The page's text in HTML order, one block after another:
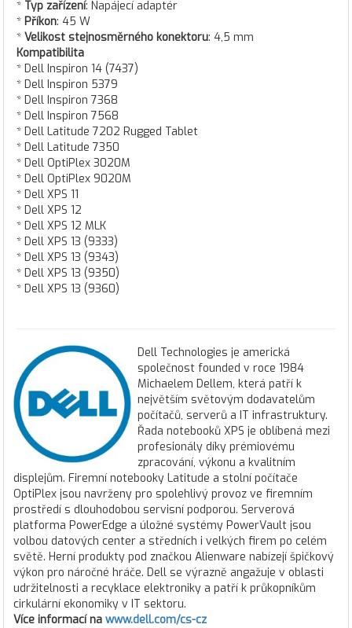
* Typ zařízení: Napájecí adaptér
* Příkon: 45 W
* Velikost stejnosměrného konektoru: 4,5 mm
Kompatibilita
* Dell Inspiron 14 (7437)
* Dell Inspiron 5379
* Dell Inspiron 7368
* Dell Inspiron 7568
* Dell Latitude 7202 Rugged Tablet
* Dell Latitude 7350
* Dell OptiPlex 3020M
* Dell OptiPlex 9020M
* Dell XPS 11
* Dell XPS 12
* Dell XPS 12 MLK
* Dell XPS 13 (9333)
* Dell XPS 13 (9343)
* Dell XPS 13 (9350)
* Dell XPS 13 (9360)
Dell Technologies je americká
společnost founded v roce 1984
Michaelem Dellem, která patří k
největším světovým dodavatelům
počítačů, serverů a IT infrastruktury.
Řada notebooků XPS je oblíbená mezi
profesionály díky prémiovému
zpracování, výkonu a kvalitním
displejům. Firemní notebooky Latitude a stolní počítače
OptiPlex jsou navrženy pro spolehlivý provoz ve firemním
prostředí s dlouhodobou servisní podporou. Serverová
platforma PowerEdge a úložné systémy PowerVault jsou
volbou datových center a středních i velkých firem po celém
světě. Herní produkty pod značkou Alienware nabízejí špičkový
výkon pro náročné hráče. Dell se výrazně angažuje v oblasti
udržitelnosti a recyklace elektroniky a patří k průkopníkům
cirkulární ekonomiky v IT sektoru.
Více informací na www.dell.com/cs-cz